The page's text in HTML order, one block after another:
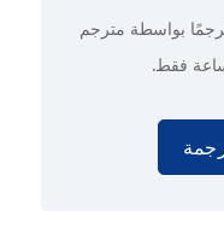
بواسطة مترجم